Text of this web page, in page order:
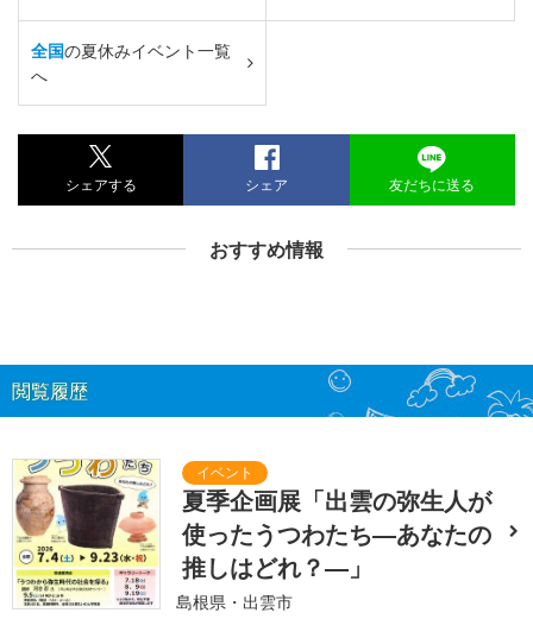
全国の夏休みイベント一覧
へ
シェアする シェア 友だちに送る
おすすめ情報
閲覧履歴
夏季企画展「出雲の弥生人が
使ったうつわたち―あなたの
推しはどれ？―」
島根県・出雲市